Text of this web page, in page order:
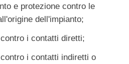
e protezione contro le
dell'impianto;
i contatti diretti;
i contatti indiretti o